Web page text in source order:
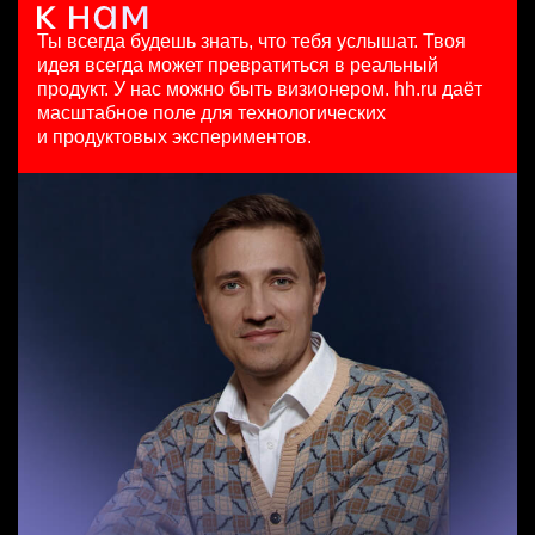
HeadHunter::Коммерческий департамент
7 авг. 2026
з/п не указана
Москва
HeadHunter::Коммерческий департамент
100000 - 137000 ₽
Ярославль
Специалист телемаркетинга
HeadHunter::Телефонные продажи
4 авг. 2026
з/п не указана
Москва
Ярославль
Ты всегда будешь знать, что тебя услышат. Твоя
идея всегда может превратиться в реальный
продукт. У нас можно быть визионером. hh.ru даёт
масштабное поле для технологических
и продуктовых экспериментов.